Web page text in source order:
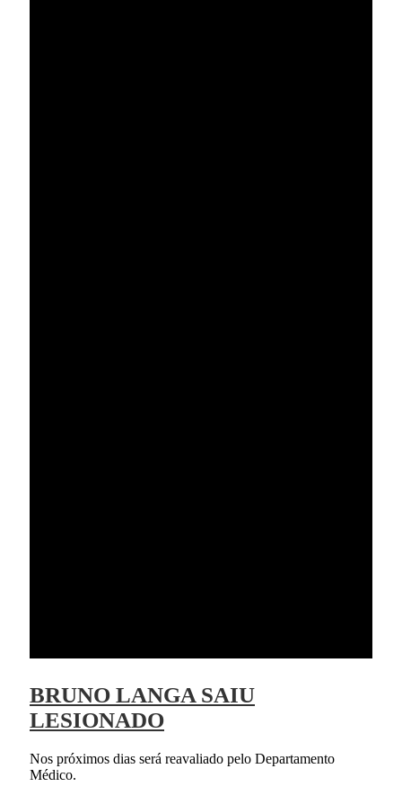
BRUNO LANGA SAIU
LESIONADO
Nos próximos dias será reavaliado pelo Departamento
Médico.